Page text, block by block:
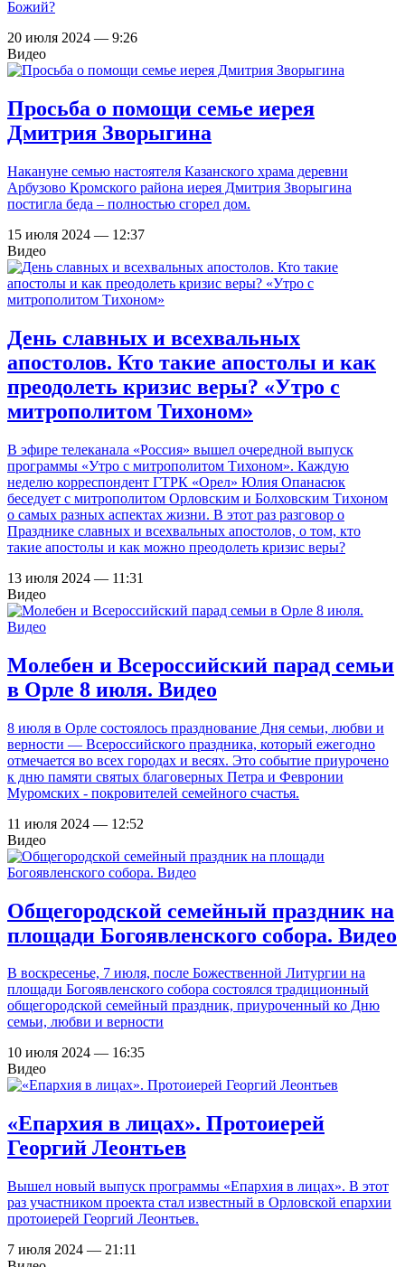
Божий?
20 июля 2024 — 9:26
Видео
Просьба о помощи семье иерея
Дмитрия Зворыгина
Накануне семью настоятеля Казанского храма деревни
Арбузово Кромского района иерея Дмитрия Зворыгина
постигла беда – полностью сгорел дом.
15 июля 2024 — 12:37
Видео
День славных и всехвальных
апостолов. Кто такие апостолы и как
преодолеть кризис веры? «Утро с
митрополитом Тихоном»
В эфире телеканала «Россия» вышел очередной выпуск
программы «Утро с митрополитом Тихоном». Каждую
неделю корреспондент ГТРК «Орел» Юлия Опанасюк
беседует с митрополитом Орловским и Болховским Тихоном
о самых разных аспектах жизни. В этот раз разговор о
Празднике славных и всехвальных апостолов, о том, кто
такие апостолы и как можно преодолеть кризис веры?
13 июля 2024 — 11:31
Видео
Молебен и Всероссийский парад семьи
в Орле 8 июля. Видео
8 июля в Орле состоялось празднование Дня семьи, любви и
верности — Всероссийского праздника, который ежегодно
отмечается во всех городах и весях. Это событие приурочено
к дню памяти святых благоверных Петра и Февронии
Муромских - покровителей семейного счастья.
11 июля 2024 — 12:52
Видео
Общегородской семейный праздник на
площади Богоявленского собора. Видео
В воскресенье, 7 июля, после Божественной Литургии на
площади Богоявленского собора состоялся традиционный
общегородской семейный праздник, приуроченный ко Дню
семьи, любви и верности
10 июля 2024 — 16:35
Видео
«Епархия в лицах». Протоиерей
Георгий Леонтьев
Вышел новый выпуск программы «Епархия в лицах». В этот
раз участником проекта стал известный в Орловской епархии
протоиерей Георгий Леонтьев.
7 июля 2024 — 21:11